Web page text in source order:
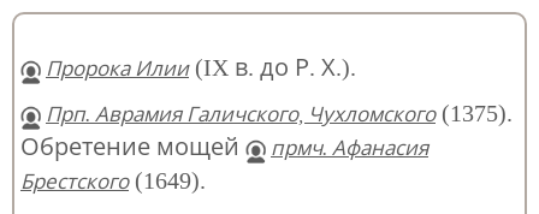
Пророка Илии(IX в. до Р. Х.).
Прп. Аврамия Галичского, Чухломского(1375).
Обретение мощей
прмч. Афанасия
Брестского(1649).